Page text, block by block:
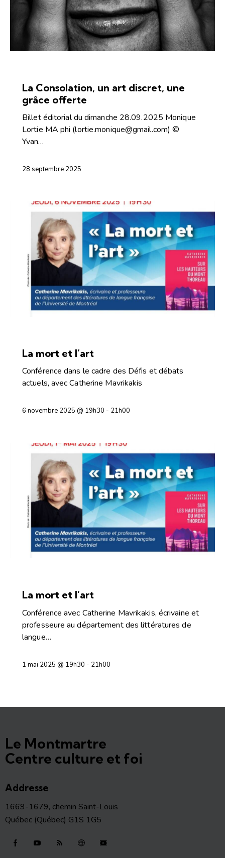
La Consolation, un art discret, une
grâce offerte
Billet éditorial du dimanche 28.09.2025 Monique
Lortie MA phi (lortie.monique@gmail.com) ©
Yvan…
28 septembre 2025
La mort et l’art
Conférence dans le cadre des Défis et débats
actuels, avec Catherine Mavrikakis
6 novembre 2025 @ 19h30 - 21h00
La mort et l’art
Conférence avec Catherine Mavrikakis, écrivaine et
professeure au département des littératures de
langue…
1 mai 2025 @ 19h30 - 21h00
Le Montmartre
Centre culture et foi
Addresse
1669-1679, chemin Saint-Louis
Québec (Québec) G1S 1G5